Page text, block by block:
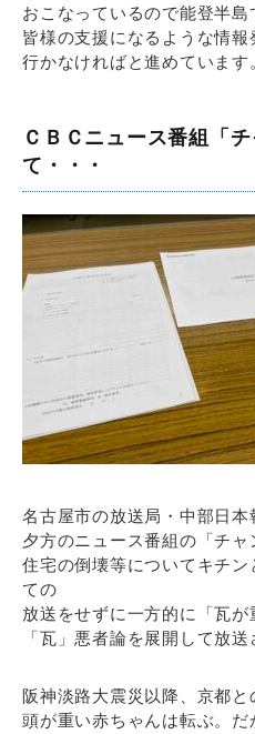
おこなっているので能登半島
皆様の支援になるような情報
行かなければと進めています
ＣＢＣニュース番組「
て・・・
名古屋市の放送局・中部日
夕方のニュース番組の「チャ
住宅の倒壊等についてキチ
ての
放送をせずに一方的に「瓦が
「瓦」悪者論を展開して放送
阪神淡路大震災以降、京都と
頭が重い赤ちゃんは転ぶ。だ